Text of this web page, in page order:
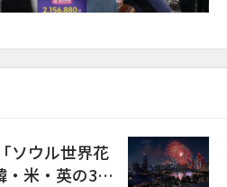
ソウル世界花
米・英の3カ